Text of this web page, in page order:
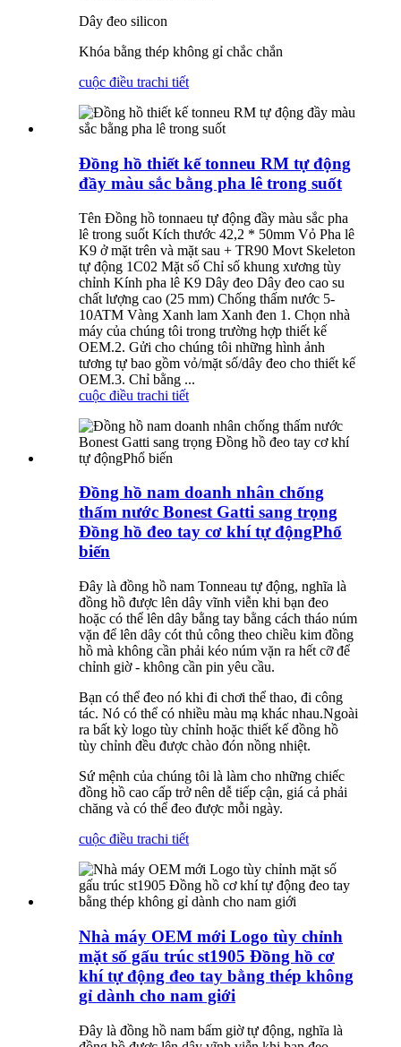
Dây đeo silicon
Khóa bằng thép không gỉ chắc chắn
cuộc điều trachi tiết
Đồng hồ thiết kế tonneu RM tự động
đầy màu sắc bằng pha lê trong suốt
Tên Đồng hồ tonnaeu tự động đầy màu sắc pha
lê trong suốt Kích thước 42,2 * 50mm Vỏ Pha lê
K9 ở mặt trên và mặt sau + TR90 Movt Skeleton
tự động 1C02 Mặt số Chỉ số khung xương tùy
chỉnh Kính pha lê K9 Dây đeo Dây đeo cao su
chất lượng cao (25 mm) Chống thấm nước 5-
10ATM Vàng Xanh lam Xanh đen 1. Chọn nhà
máy của chúng tôi trong trường hợp thiết kế
OEM.2. Gửi cho chúng tôi những hình ảnh
tương tự bao gồm vỏ/mặt số/dây đeo cho thiết kế
OEM.3. Chỉ bằng ...
cuộc điều trachi tiết
Đồng hồ nam doanh nhân chống
thấm nước Bonest Gatti sang trọng
Đồng hồ đeo tay cơ khí tự độngPhổ
biến
Đây là đồng hồ nam Tonneau tự động, nghĩa là
đồng hồ được lên dây vĩnh viễn khi bạn đeo
hoặc có thể lên dây bằng tay bằng cách tháo núm
vặn để lên dây cót thủ công theo chiều kim đồng
hồ mà không cần phải kéo núm vặn ra hết cỡ để
chỉnh giờ - không cần pin yêu cầu.
Bạn có thể đeo nó khi đi chơi thể thao, đi công
tác. Nó có thể có nhiều màu mạ khác nhau.Ngoài
ra bất kỳ logo tùy chỉnh hoặc thiết kế đồng hồ
tùy chỉnh đều được chào đón nồng nhiệt.
Sứ mệnh của chúng tôi là làm cho những chiếc
đồng hồ cao cấp trở nên dễ tiếp cận, giá cả phải
chăng và có thể đeo được mỗi ngày.
cuộc điều trachi tiết
Nhà máy OEM mới Logo tùy chỉnh
mặt số gấu trúc st1905 Đồng hồ cơ
khí tự động đeo tay bằng thép không
gỉ dành cho nam giới
Đây là đồng hồ nam bấm giờ tự động, nghĩa là